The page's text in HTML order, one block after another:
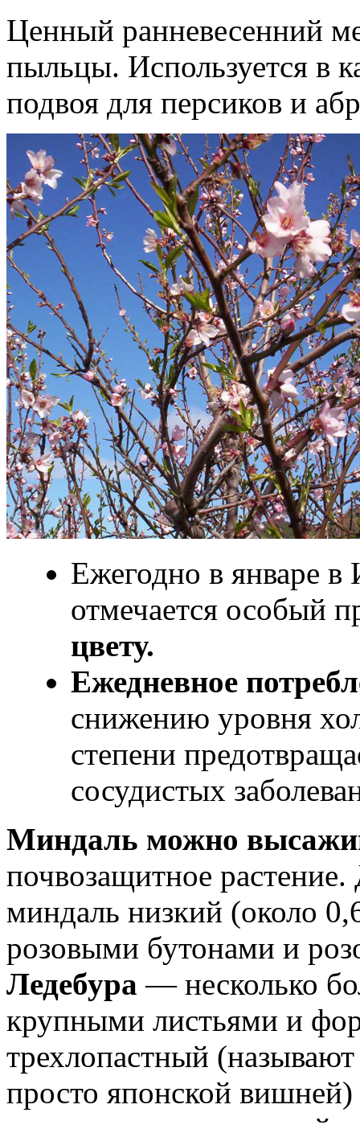
Ценный ранневесенний
пыльцы. Используется в
подвоя для персиков и
Ежегодно в январе
отмечается особый
цвету.
Ежедневное
снижению уровня
степени
сосудистых
Миндаль можно
почвозащитное растение.
миндаль низкий (около
розовыми бутонами и
Ледебура — несколько
крупными листьями и
трехлопастный
просто японской